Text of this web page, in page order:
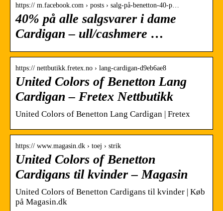
https:// m.facebook.com › posts › salg-på-benetton️️-40-p…
40% på alle salgsvarer i dame
Cardigan – ull/cashmere …
https:// nettbutikk.fretex.no › lang-cardigan-d9eb6ae8
United Colors of Benetton Lang
Cardigan – Fretex Nettbutikk
United Colors of Benetton Lang Cardigan | Fretex
https:// www.magasin.dk › toej › strik
United Colors of Benetton
Cardigans til kvinder – Magasin
United Colors of Benetton Cardigans til kvinder | Køb
på Magasin.dk